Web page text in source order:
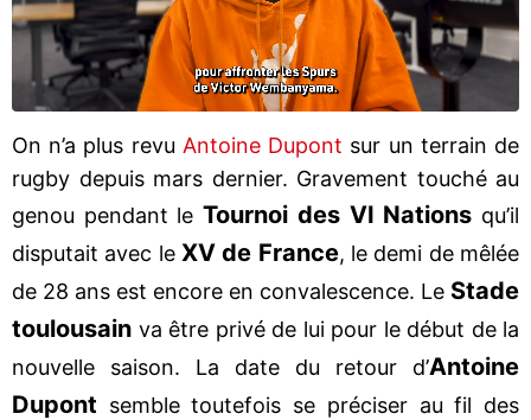
On n’a plus revu Antoine Dupont sur un terrain de
rugby depuis mars dernier. Gravement touché au
genou pendant leTournoi des VI Nations qu’il
disputait avec leXV de France, le demi de mêlée
de 28 ans est encore en convalescence. Le Stade
toulousain va être privé de lui pour le début de la
nouvelle saison. La date du retour d’Antoine
Dupont semble toutefois se préciser au fil des